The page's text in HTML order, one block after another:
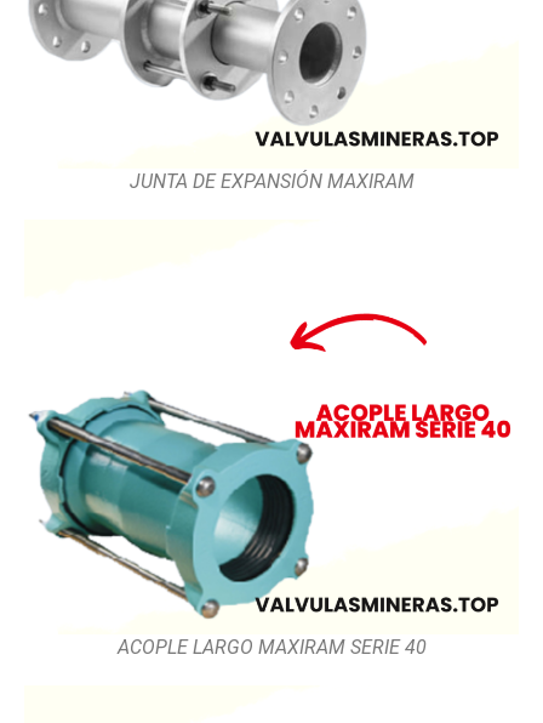
JUNTA DE EXPANSIÓN MAXIRAM
ACOPLE LARGO MAXIRAM SERIE 40